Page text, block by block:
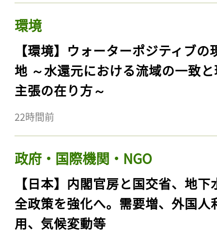
環境
【環境】ウォーターポジティブの
地 ～水還元における流域の一致
主張の在り方～
22時間前
政府・国際機関・NGO
【日本】内閣官房と国交省、地下
全政策を強化へ。需要増、外国人
用、気候変動等